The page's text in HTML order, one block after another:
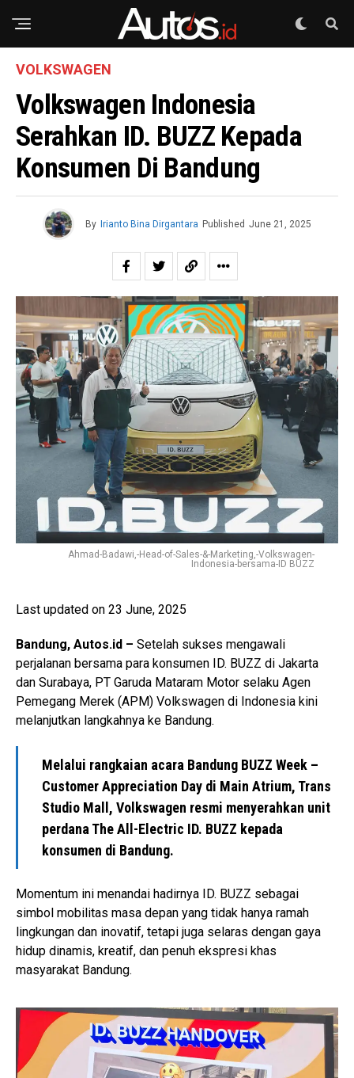
VOLKSWAGEN
Volkswagen Indonesia
Serahkan ID. BUZZ Kepada
Konsumen Di Bandung
By Irianto Bina Dirgantara Published June 21, 2025
Ahmad-Badawi,-Head-of-Sales-&-Marketing,-Volkswagen-
Indonesia-bersama-ID BUZZ
Last updated on 23 June, 2025
Bandung, Autos.id – Setelah sukses mengawali
perjalanan bersama para konsumen ID. BUZZ di Jakarta
dan Surabaya, PT Garuda Mataram Motor selaku Agen
Pemegang Merek (APM) Volkswagen di Indonesia kini
melanjutkan langkahnya ke Bandung.
Melalui rangkaian acara Bandung BUZZ Week –
Customer Appreciation Day di Main Atrium, Trans
Studio Mall, Volkswagen resmi menyerahkan unit
perdana The All-Electric ID. BUZZ kepada
konsumen di Bandung.
Momentum ini menandai hadirnya ID. BUZZ sebagai
simbol mobilitas masa depan yang tidak hanya ramah
lingkungan dan inovatif, tetapi juga selaras dengan gaya
hidup dinamis, kreatif, dan penuh ekspresi khas
masyarakat Bandung.